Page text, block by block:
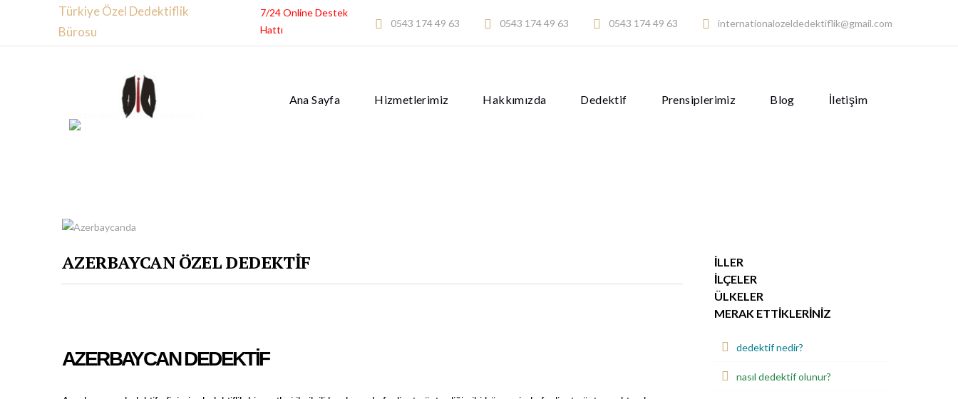
Türkiye Özel Dedektiflik
Bürosu
7/24 Online Destek
Hattı
0543 174 49 63 0543 174 49 63 0543 174 49 63 internationalozeldedektiflik@gmail.com
Ana Sayfa Hizmetlerimiz Hakkımızda Dedektif Prensiplerimiz Blog İletişim
AZERBAYCAN ÖZEL DEDEKTİF
AZERBAYCAN DEDEKTİF
İLLER
İLÇELER
ÜLKELER
MERAK ETTIKLERINIZ
dedektif nedir?
nasıl dedektif olunur?